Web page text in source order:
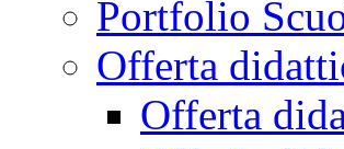
Portfolio
Offerta
Offerta